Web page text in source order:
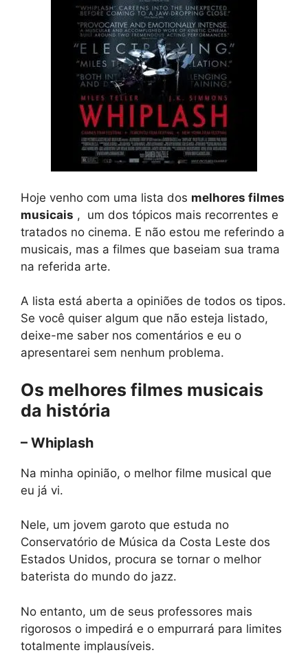
Hoje venho com uma lista dos melhores filmes
musicais , um dos tópicos mais recorrentes e
tratados no cinema. E não estou me referindo a
musicais, mas a filmes que baseiam sua trama
na referida arte.
A lista está aberta a opiniões de todos os tipos.
Se você quiser algum que não esteja listado,
deixe-me saber nos comentários e eu o
apresentarei sem nenhum problema.
Os melhores filmes musicais
da história
– Whiplash
Na minha opinião, o melhor filme musical que
eu já vi.
Nele, um jovem garoto que estuda no
Conservatório de Música da Costa Leste dos
Estados Unidos, procura se tornar o melhor
baterista do mundo do jazz.
No entanto, um de seus professores mais
rigorosos o impedirá e o empurrará para limites
totalmente implausíveis.